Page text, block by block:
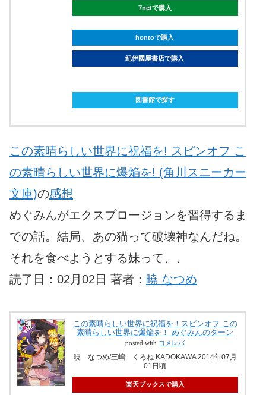
7netで購入
hontoで購入
紀伊國屋書店で購入
図書館で探す
この素晴らしい世界に祝福を! スピンオフ こ
の素晴らしい世界に爆焔を! (角川スニーカー
文庫)の感想
めぐみんがエクスプロージョンを習得するま
での話。結局、あの猫って破壊神なんだね。
それを食べようとする妹って、、
読了日：02月02日 著者： 暁 なつめ
この素晴らしい世界に祝福を！スピンオフ この
素晴らしい世界に爆焔を！ めぐみんのターン
posted with ヨメレバ
暁 なつめ/三嶋 くろね KADOKAWA 2014年07月
01日頃
楽天ブックスで購入